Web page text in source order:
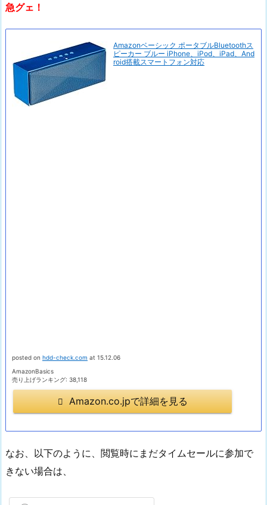
急グェ！
Amazonベーシック ポータブルBluetoothス
ピーカー ブルー iPhone、iPod、iPad、And
roid搭載スマートフォン対応
posted on hdd-check.com at 15.12.06
AmazonBasics
売り上げランキング: 38,118
Amazon.co.jpで詳細を見る
なお、以下のように、閲覧時にまだタイムセールに参加で
きない場合は、